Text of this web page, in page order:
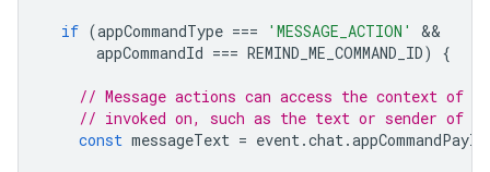
if (appCommandType === 'MESSAGE_ACTION'
appCommandId === REMIND_ME_COMMAND_ID) {
// Message actions can access the context of
// invoked on, such as the text or sender of
const messageText = event.chat.